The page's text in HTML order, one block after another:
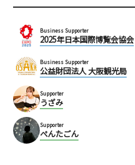
Business Supporter
2025年日本国際博覧会協会
Business Supporter
公益財団法人 大阪観光局
Supporter
うざみ
Supporter
ぺんたごん